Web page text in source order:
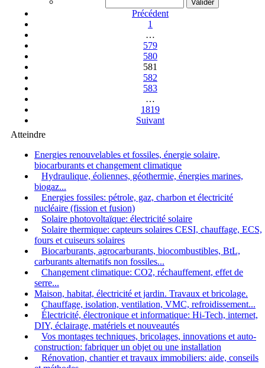
Précédent
1
…
579
580
581
582
583
…
1819
Suivant
Atteindre
Energies renouvelables et fossiles, énergie solaire,
biocarburants et changement climatique
Hydraulique, éoliennes, géothermie, énergies marines,
biogaz...
Energies fossiles: pétrole, gaz, charbon et électricité
nucléaire (fission et fusion)
Solaire photovoltaïque: électricité solaire
Solaire thermique: capteurs solaires CESI, chauffage, ECS,
fours et cuiseurs solaires
Biocarburants, agrocarburants, biocombustibles, BtL,
carburants alternatifs non fossiles...
Changement climatique: CO2, réchauffement, effet de
serre...
Maison, habitat, électricité et jardin. Travaux et bricolage.
Chauffage, isolation, ventilation, VMC, refroidissement...
Électricité, électronique et informatique: Hi-Tech, internet,
DIY, éclairage, matériels et nouveautés
Vos montages techniques, bricolages, innovations et auto-
construction: fabriquer un objet ou une installation
Rénovation, chantier et travaux immobiliers: aide, conseils